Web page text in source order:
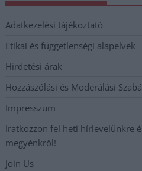
Adatkezelési tájékoztató
Etikai és függetlenségi alapelvek
Hirdetési árak
Hozzászólási és Moderálási
Impresszum
Iratkozzon fel heti hírlevelünkre
megyénkről!
Join Us